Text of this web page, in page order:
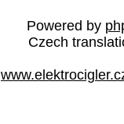
Powered by
Czech